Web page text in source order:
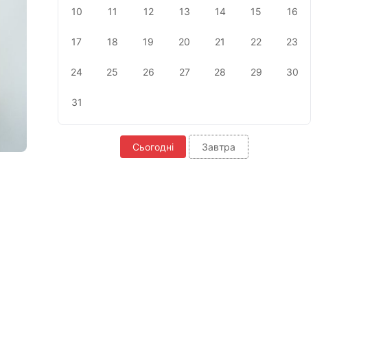
10 11 12 13 14 15 16
17 18 19 20 21 22 23
24 25 26 27 28 29 30
31
Сьогодні Завтра